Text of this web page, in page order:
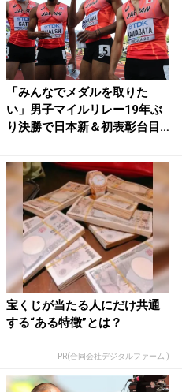
「みんなでメダルを取りた
い」男子マイルリレー19年ぶ
り決勝で日本新＆初表彰台目
宝くじが当たる人にだけ共通
する“ある特徴”とは？
PR(合同会社デジタルファーム )